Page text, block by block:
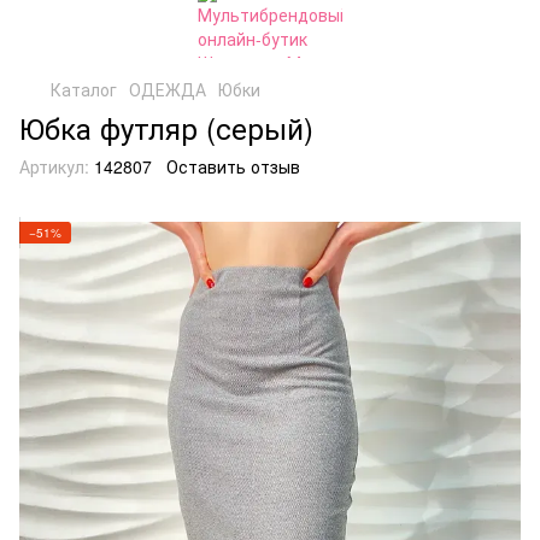
Каталог ОДЕЖДА Юбки
Юбка футляр (серый)
Артикул: 142807 Оставить отзыв
−51%